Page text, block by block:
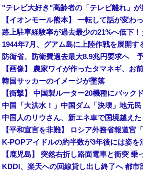
"テレビ大好き"高齢者の「テレビ離れ」が
1944年7月、グアム島に上陸作戦を展開す
韓国サッカーのイメージが墜落
KDDI、楽天への回線貸し出し終了へ 都市